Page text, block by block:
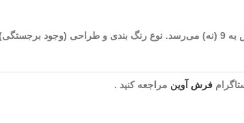
تعداد رنگ‌های استفاده شده در طراحی و تولید این فرش به 9 (نه) می‌رسد.
فرش آوین مراجعه کنید .